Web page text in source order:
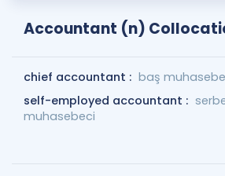
Accountant (n)
chief accountant : baş
self-employed accountant :
muhasebeci